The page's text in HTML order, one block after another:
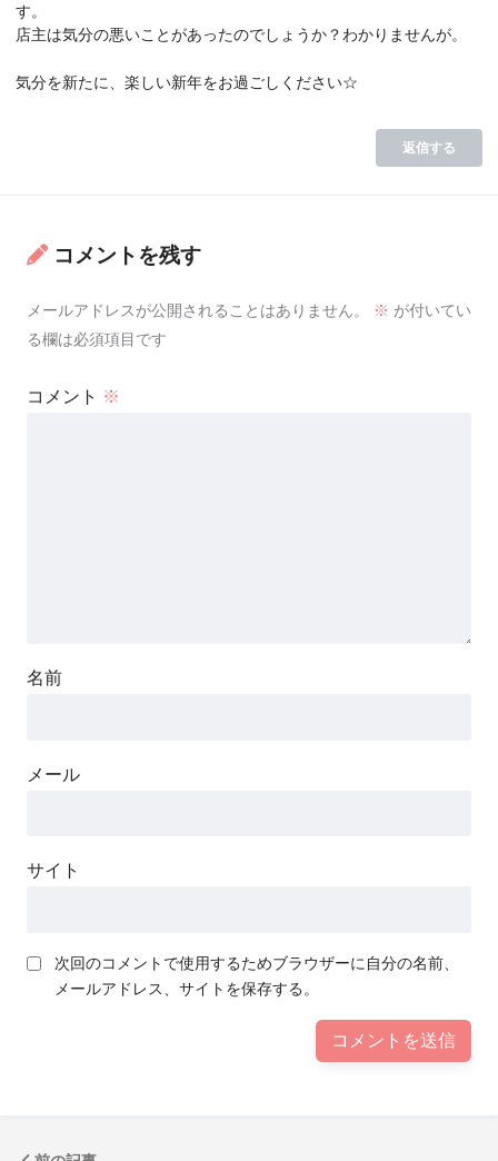
す。
店主は気分の悪いことがあったのでしょうか？わかりませんが。
気分を新たに、楽しい新年をお過ごしください☆
返信する
コメントを残す
メールアドレスが公開されることはありません。 ※ が付いてい
る欄は必須項目です
コメント ※
名前
メール
サイト
次回のコメントで使用するためブラウザーに自分の名前、
メールアドレス、サイトを保存する。